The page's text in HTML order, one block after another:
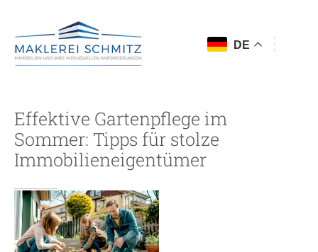
DE
Effektive Gartenpflege im
Sommer: Tipps für stolze
Immobilieneigentümer